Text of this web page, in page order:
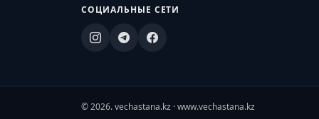
СОЦИАЛЬНЫЕ СЕТИ
© 2026. vechastana.kz · www.vechastana.kz